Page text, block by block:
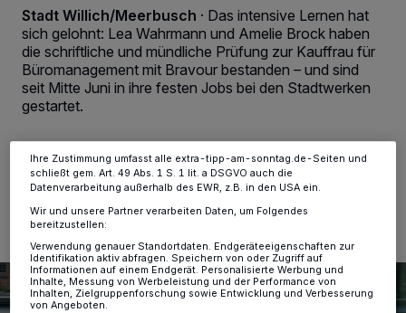
Stadt Willich/Meerbusch · Das intensive Lernen hat
sich gelohnt: Lea Wahrmann und Amelie Brock haben
die schriftliche und mündliche Prüfung zur Kauffrau für
Büromanagement mit Bravour bestanden – und sind
seit Mitte Juni in ihre festen Jobs bei den Stadtwerken
gestartet.
28.07.2024 , 13:08 Uhr 2 Minuten Lesezeit
Tracking-Technologien für die unter „Wir und unsere Partner
verarbeiten Daten, um Ihnen Dienste bereitzustellen“ aufgeführten
Zwecke. Wenn Tracker deaktiviert sind, sind manche Inhalte und
Anzeigen möglicherweise nicht mehr so relevant für Sie. Sie können
dieses Menü jederzeit wieder aufrufen, um Ihre Einstellungen zu
ändern oder Ihre Einwilligung zu widerrufen, indem Sie auf den Link
Einstellungen oder Ablehnen am unteren Rand der Webseite klicken.
Ihre Zustimmung umfasst alle extra-tipp-am-sonntag.de-Seiten und
schließt gem. Art. 49 Abs. 1 S. 1 lit. a DSGVO auch die
Datenverarbeitung außerhalb des EWR, z.B. in den USA ein.
Wir und unsere Partner verarbeiten Daten, um Folgendes
bereitzustellen:
Verwendung genauer Standortdaten. Endgeräteeigenschaften zur
Identifikation aktiv abfragen. Speichern von oder Zugriff auf
Informationen auf einem Endgerät. Personalisierte Werbung und
Inhalte, Messung von Werbeleistung und der Performance von
Inhalten, Zielgruppenforschung sowie Entwicklung und Verbesserung
von Angeboten.